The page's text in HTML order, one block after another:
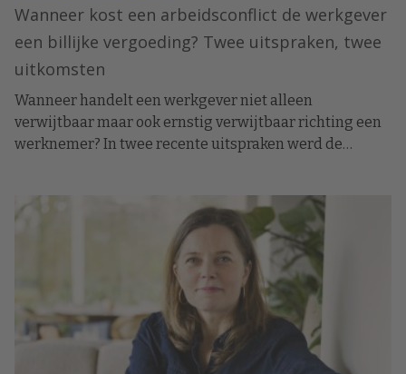
Wanneer kost een arbeidsconflict de werkgever
een billijke vergoeding? Twee uitspraken, twee
uitkomsten
Wanneer handelt een werkgever niet alleen
verwijtbaar maar ook ernstig verwijtbaar richting een
werknemer? In twee recente uitspraken werd de
forse billijke vergoeding betalen, in het andere geval